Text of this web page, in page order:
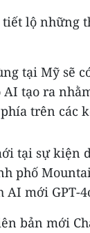
lộ những
tại Mỹ sẽ
tạo ra
trên các
tại sự kiện
phố
mới GPT-
bản mới